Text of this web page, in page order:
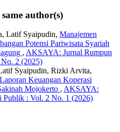
author(s)
Latif Syaipudin, Manajemen
Potensi Pariwisata Syariah
, AKSAYA: Jurnal Rumpun
2 (2025)
Syaipudin, Rizki Arvita,
Keuangan Koperasi
Mojokerto , AKSAYA:
Publik : Vol. 2 No. 1 (2026)